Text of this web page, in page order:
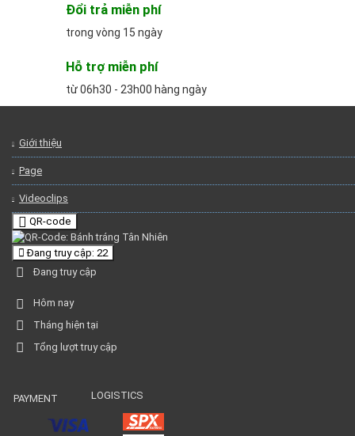
Đổi trả miễn phí
trong vòng 15 ngày
Hỗ trợ miễn phí
từ 06h30 - 23h00 hàng ngày
Giới thiệu
Page
Videoclips
QR-code
Đang truy cập: 22
Đang truy cập
Hôm nay
Tháng hiện tại
Tổng lượt truy cập
PAYMENT LOGISTICS